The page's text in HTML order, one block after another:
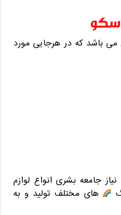
می باشد که در هرجایی مورد
جامعه بشری انواع لوازم
های مختلف تولید و به